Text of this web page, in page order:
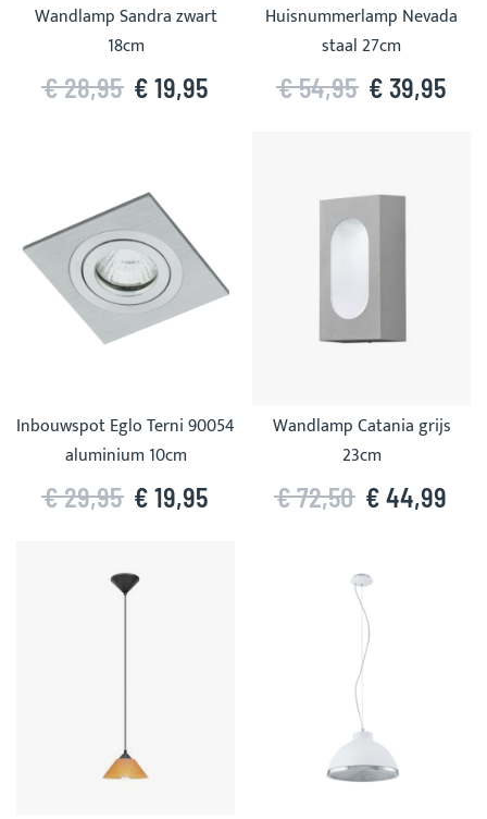
Wandlamp Sandra zwart
18cm
€ 19,95
€ 28,95
Huisnummerlamp Nevada
staal 27cm
€ 39,95
€ 54,95
Inbouwspot Eglo Terni 90054
aluminium 10cm
€ 19,95
€ 29,95
Wandlamp Catania grijs
23cm
€ 44,99
€ 72,50